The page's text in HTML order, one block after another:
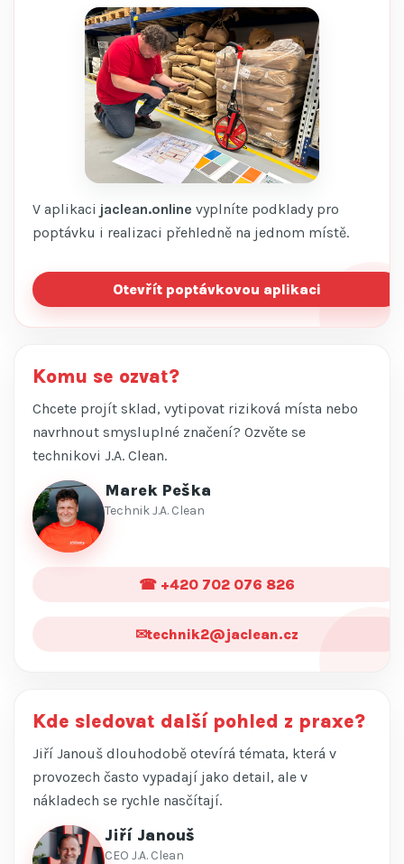
V aplikaci jaclean.online vyplníte podklady pro
poptávku i realizaci přehledně na jednom místě.
Otevřít poptávkovou aplikaci
Komu se ozvat?
Chcete projít sklad, vytipovat riziková místa nebo
navrhnout smysluplné značení? Ozvěte se
technikovi J.A. Clean.
Marek Peška
Technik J.A. Clean
☎ +420 702 076 826
✉technik2@jaclean.cz
Kde sledovat další pohled z praxe?
Jiří Janouš dlouhodobě otevírá témata, která v
provozech často vypadají jako detail, ale v
nákladech se rychle nasčítají.
Jiří Janouš
CEO J.A. Clean